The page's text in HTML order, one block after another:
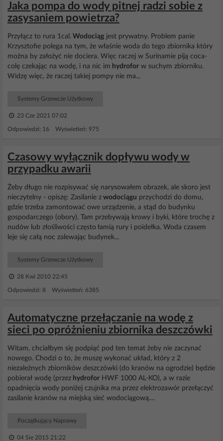
Jaka pompa do wody pitnej radzi sobie z
zasysaniem powietrza?
Przyłącz to rura 1cal. Wodociąg jest prywatny. Problem panie
Krzysztofie polega na tym, że właśnie woda do tego zbiornika który
można by założyć nie dociera. Więc raczej w Surinamie piją coca-
colę czekając na wodę, i na nic im hydrofor w suchym zbiorniku.
Widzę więc, że raczej takiej pompy nie ma...
Systemy Grzewcze Użytkowy
23 Cze 2021 07:02
Odpowiedzi: 16 Wyświetleń: 975
Czasowy wyłącznik dopływu wody w
przypadku awarii
Żeby długo nie rozpisywać się narysowałem obrazek, ale skoro jest
nieczytelny - opiszę: Zasilanie z wodociągu przychodzi do domu,
gdzie trzeba zamontować owe urządzenie, a stąd do budynku
gospodarczego (obory). Tam przebywają krowy i byki, które trochę z
nudów lub złośliwości często łamią rury i poidełka. Woda czasem
leje się całą noc zalewając budynek...
Systemy Grzewcze Użytkowy
28 Kwi 2010 22:45
Odpowiedzi: 8 Wyświetleń: 6385
Automatyczne przełączanie na wodę z
sieci po opróżnieniu zbiornika deszczówki
Witam, chciałbym się podpiąć pod ten temat żeby nie zaczynać
nowego. Chodzi o to, że muszę wykonać układ, który z 2
niezależnych zbiorników deszczówki (do kranów na ogrodzie) będzie
pobierał wodę (przez hydrofor HWF 1000 AL-KO), a w razie
opadnięcia wody poniżej czujnika ma przez elektrozawór przełączyć
zasilanie kranów na miejską sieć wodociągową....
Początkujący Naprawy
04 Sie 2015 21:22